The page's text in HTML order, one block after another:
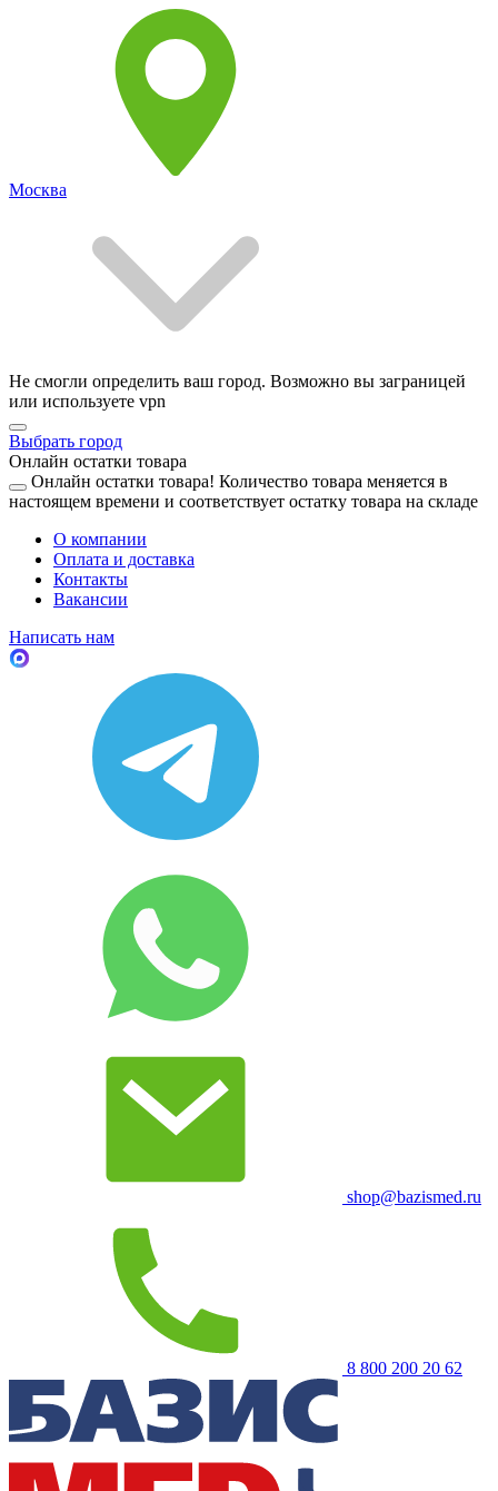
Москва
Не смогли определить ваш город. Возможно вы заграницей
или используете vpn
Выбрать город
Онлайн остатки товара
Онлайн остатки товара! Количество товара меняется в
настоящем времени и соответствует остатку товара на складе
О компании
Оплата и доставка
Контакты
Вакансии
Написать нам
shop@bazismed.ru
8 800 200 20 62